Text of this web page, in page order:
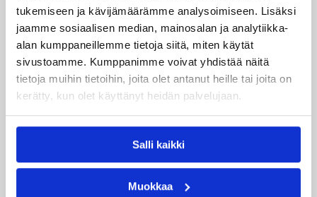
tukemiseen ja kävijämäärämme analysoimiseen. Lisäksi
jaamme sosiaalisen median, mainosalan ja analytiikka-
alan kumppaneillemme tietoja siitä, miten käytät
sivustoamme. Kumppanimme voivat yhdistää näitä
tietoja muihin tietoihin, joita olet antanut heille tai joita on
kerätty, kun olet käyttänyt heidän palvelujaan.
Salli kaikki
Muokkaa
päätyttyä.
Varautuminen – vikatila eSCO:ssa tai
laitteessa
paperinen pöytäkirja, jos sovelluksen tai sitä
pidettävällä laitteella tulee jotain ongelmia.
Koulutuskoodi eSCO:n testaamiseen